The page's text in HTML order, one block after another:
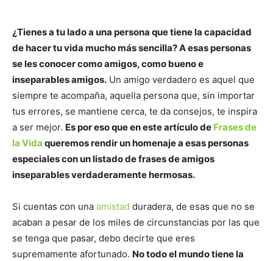
¿Tienes a tu lado a una persona que tiene la capacidad
de hacer tu vida mucho más sencilla? A esas personas
se les conocer como amigos, como bueno e
inseparables amigos. Un amigo verdadero es aquel que
siempre te acompaña, aquella persona que, sin importar
tus errores, se mantiene cerca, te da consejos, te inspira
a ser mejor. Es por eso que en este artículo de Frases de
la Vida queremos rendir un homenaje a esas personas
especiales con un listado de frases de amigos
inseparables verdaderamente hermosas.
Si cuentas con una amistad duradera, de esas que no se
acaban a pesar de los miles de circunstancias por las que
se tenga que pasar, debo decirte que eres
supremamente afortunado. No todo el mundo tiene la